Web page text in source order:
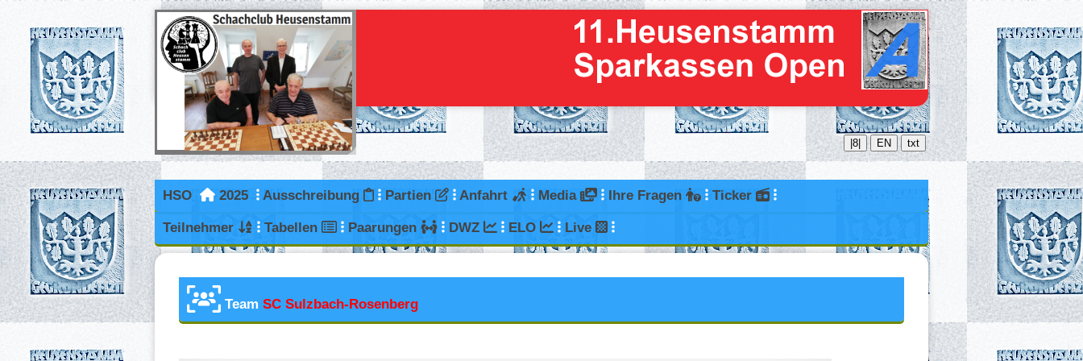
|8| EN txt
HSO 2025 Ausschreibung Partien Anfahrt Media Ihre Fragen Ticker
Teilnehmer Tabellen Paarungen DWZ ELO Live
Team SC Sulzbach-Rosenberg